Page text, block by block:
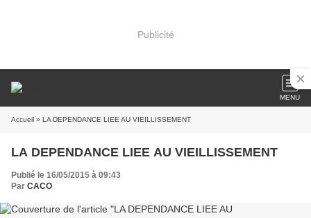
Publicité
MENU
Accueil » LA DEPENDANCE LIEE AU VIEILLISSEMENT
LA DEPENDANCE LIEE AU VIEILLISSEMENT
Publié le 16/05/2015 à 09:43
Par CACO